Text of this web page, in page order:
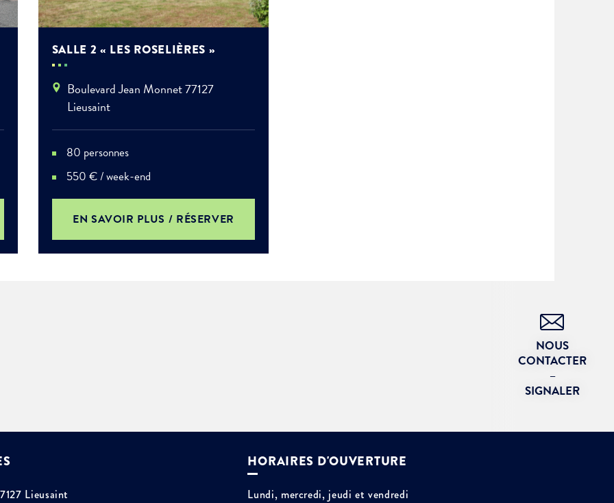
SALLE 2 « LES ROSELIÈRES »
Boulevard Jean Monnet 77127
Lieusaint
80 personnes
550 € / week-end
EN SAVOIR PLUS / RÉSERVER
NOUS
CONTACTER
–
SIGNALER
Lieusaint
HORAIRES D'OUVERTURE
Lundi, mercredi, jeudi et vendredi
: